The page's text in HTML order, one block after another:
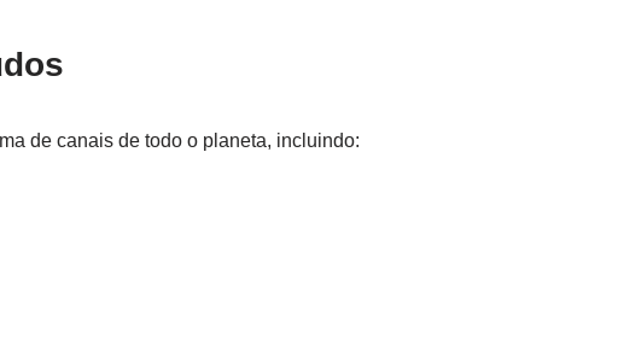
de canais de todo o planeta, incluindo: